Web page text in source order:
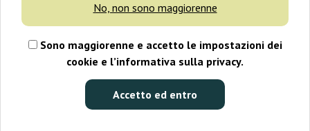
No, non sono maggiorenne
Sono maggiorenne e accetto le impostazioni dei
cookie e l’informativa sulla privacy.
Accetto ed entro